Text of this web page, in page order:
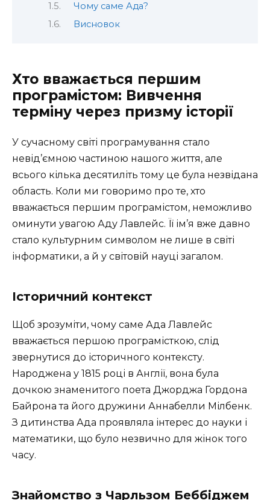
Чому саме Ада?
Висновок
Хто вважається першим
програмістом: Вивчення
терміну через призму історії
У сучасному світі програмування стало
невід’ємною частиною нашого життя, але
всього кілька десятиліть тому це була незвідана
область. Коли ми говоримо про те, хто
вважається першим програмістом, неможливо
оминути увагою Аду Лавлейс. Її ім’я вже давно
стало культурним символом не лише в світі
інформатики, а й у світовій науці загалом.
Історичний контекст
Щоб зрозуміти, чому саме Ада Лавлейс
вважається першою програмісткою, слід
звернутися до історичного контексту.
Народжена у 1815 році в Англії, вона була
дочкою знаменитого поета Джорджа Гордона
Байрона та його дружини Аннабелли Мілбенк.
З дитинства Ада проявляла інтерес до науки і
математики, що було незвично для жінок того
часу.
Знайомство з Чарльзом Беббіджем